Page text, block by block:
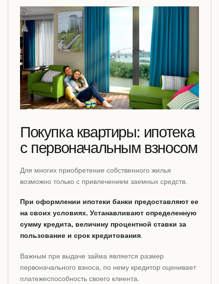
Покупка квартиры: ипотека
с первоначальным взносом
Для многих приобретение собственного жилья
возможно только с привлечением заемных средств.
При оформлении ипотеки банки предоставляют ее
на своих условиях. Устанавливают определенную
сумму кредита, величину процентной ставки за
пользование и срок кредитования.
Важным при выдаче займа является размер
первоначального взноса, по нему кредитор оценивает
платежеспособность своего клиента.